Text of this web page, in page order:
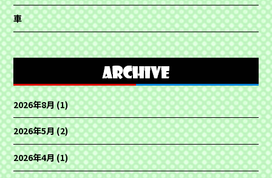
車
2026年8月(1)
2026年5月(2)
2026年4月(1)